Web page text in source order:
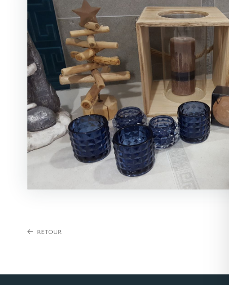
RETOUR